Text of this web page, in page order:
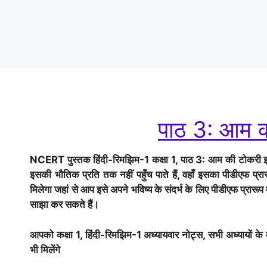
पाठ 3: आम
NCERT पुस्तक हिंदी-रिमझिम-1 कक्षा 1, पाठ 3: आम की
इसकी भौतिक प्रति तक नहीं पहुँच पाते हैं, वहाँ इसका
मिलेगा जहां से आप इसे अपने भविष्य के संदर्भ के लिए पीडीएफ
साझा कर सकते हैं।
आपको कक्षा 1, हिंदी-रिमझिम-1 अध्यायवार नोट्स, सभी अध्यायों
भी मिलेंगे